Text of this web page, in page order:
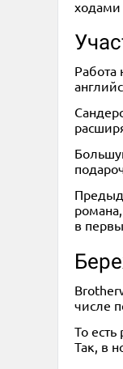
ходами
Работа
в
числе
То
Так, в